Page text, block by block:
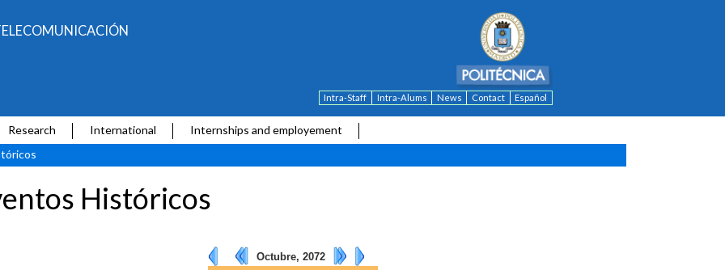
Intra-Staff Intra-Alums News Contact Español
Research International
Internships and employement
Históricos
Octubre, 2072